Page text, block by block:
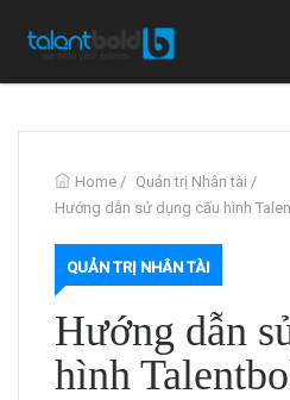
Home / Quản trị Nhân tài /
Hướng dẫn sử dụng cấu hình
QUẢN TRỊ NHÂN TÀI
Hướng dẫn
hình